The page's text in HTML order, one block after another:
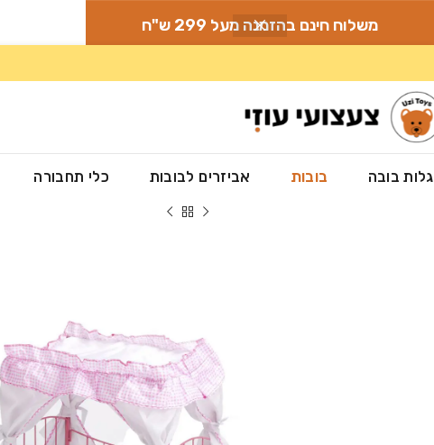
משלוח חינם בהזמנה מעל 299 ש"ח
בובה בובות אביזרים לבובות כלי תחבורה